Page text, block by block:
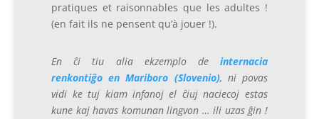
pratiques et raisonnables que les adultes !
(en fait ils ne pensent qu’à jouer !).
En ĉi tiu alia ekzemplo de internacia
renkontiĝo en Mariboro (Slovenio), ni povas
vidi ke tuj kiam infanoj el ĉiuj naciecoj estas
kune kaj havas komunan lingvon … ili uzas ĝin !